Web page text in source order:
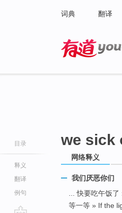
词典 翻译
目录
释义
翻译
例句
we sick
网络释义
我们厌恶你们
... 快要吃午饭
等一等 » If the